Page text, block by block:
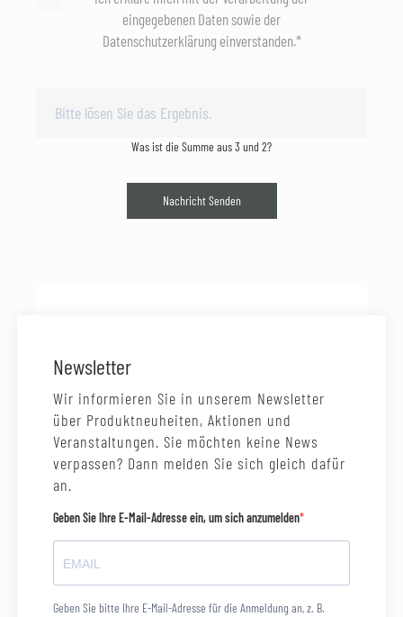
eingegebenen Daten sowie der
Datenschutzerklärung einverstanden.*
Was ist die Summe aus 3 und 2?
Nachricht Senden
Newsletter
Wir informieren Sie in unserem Newsletter
über Produktneuheiten, Aktionen und
Veranstaltungen. Sie möchten keine News
verpassen? Dann melden Sie sich gleich dafür
an.
Geben Sie Ihre E-Mail-Adresse ein, um sich anzumelden
Geben Sie bitte Ihre E-Mail-Adresse für die Anmeldung an, z. B.